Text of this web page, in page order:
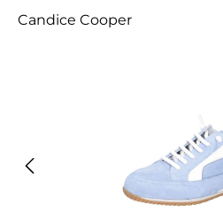
Candice Cooper